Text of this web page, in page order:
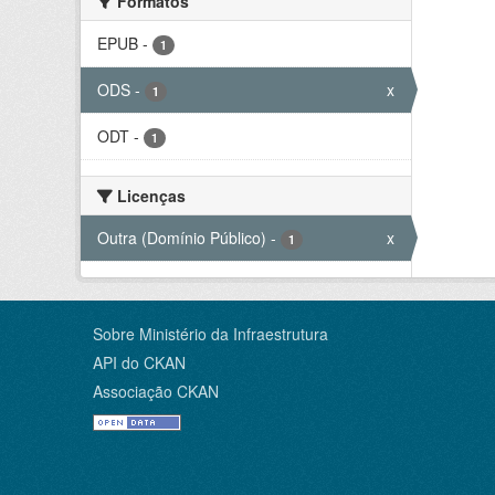
EPUB - 1
ODS - 1 x
ODT - 1
Licenças
Outra (Domínio Público) - 1 x
Sobre Ministério da Infraestrutura
API do CKAN
Associação CKAN